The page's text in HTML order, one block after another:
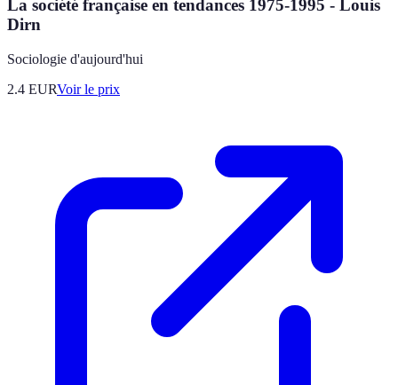
La société française en tendances 1975-1995 - Louis
Dirn
Sociologie d'aujourd'hui
2.4 EURVoir le prix